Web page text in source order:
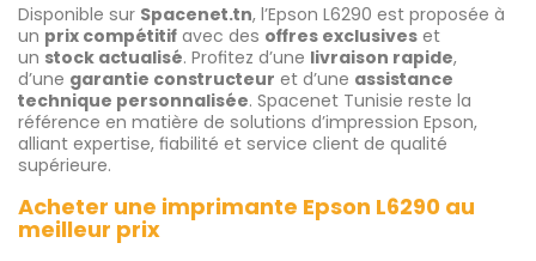
Disponible sur Spacenet.tn, l’Epson L6290 est proposée à
un prix compétitif avec des offres exclusives et
un stock actualisé. Profitez d’une livraison rapide,
d’une garantie constructeur et d’une assistance
technique personnalisée. Spacenet Tunisie reste la
référence en matière de solutions d’impression Epson,
alliant expertise, fiabilité et service client de qualité
supérieure.
Acheter une imprimante Epson L6290 au
meilleur prix